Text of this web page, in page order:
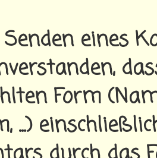
eines
Form
...)